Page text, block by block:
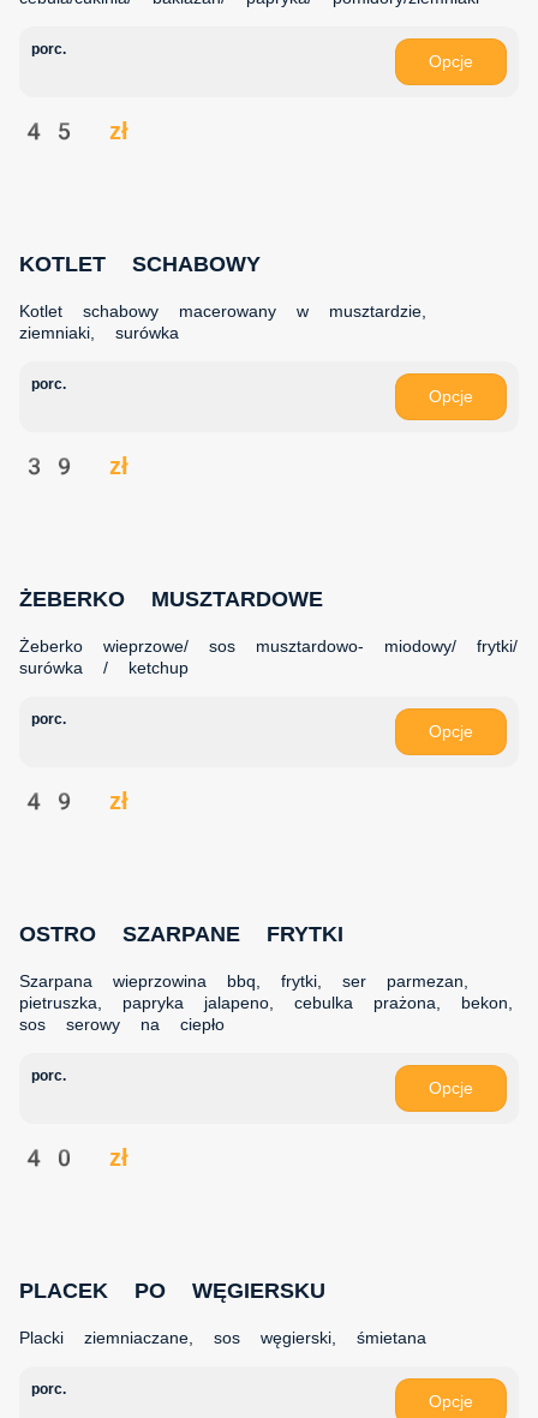
porc.
Opcje
45 zł
KOTLET SCHABOWY
Kotlet schabowy macerowany w musztardzie,
ziemniaki, surówka
porc.
Opcje
39 zł
ŻEBERKO MUSZTARDOWE
Żeberko wieprzowe/ sos musztardowo- miodowy/ frytki/
surówka / ketchup
porc.
Opcje
49 zł
OSTRO SZARPANE FRYTKI
Szarpana wieprzowina bbq, frytki, ser parmezan,
pietruszka, papryka jalapeno, cebulka prażona, bekon,
sos serowy na ciepło
porc.
Opcje
40 zł
PLACEK PO WĘGIERSKU
Placki ziemniaczane, sos węgierski, śmietana
porc.
Opcje